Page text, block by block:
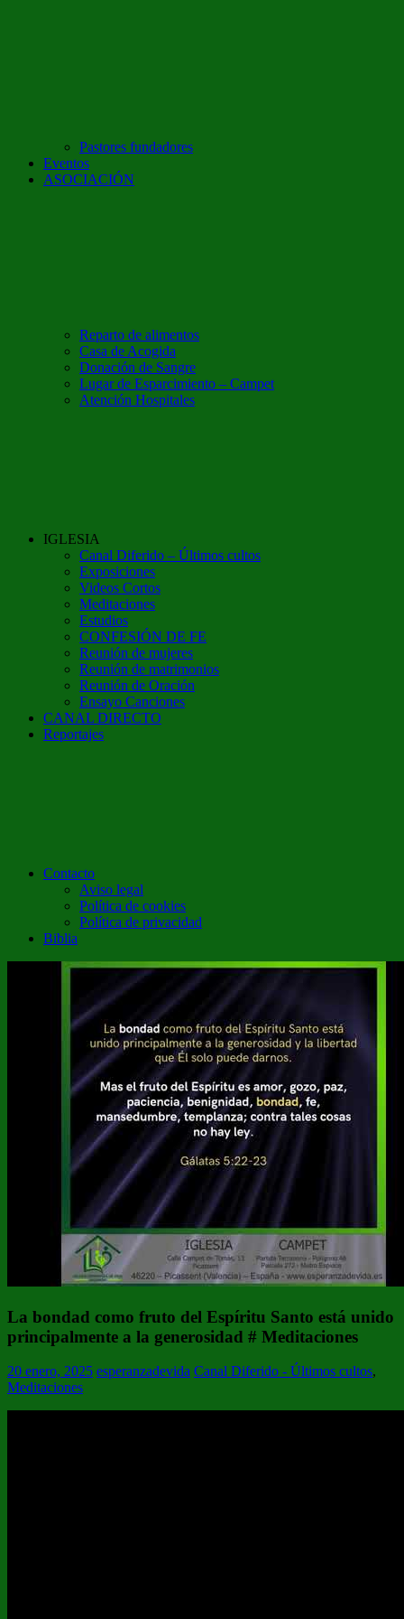
Pastores fundadores
Eventos
ASOCIACIÓN
Reparto de alimentos
Casa de Acogida
Donación de Sangre
Lugar de Esparcimiento – Campet
Atención Hospitales
IGLESIA
Canal Diferido – Últimos cultos
Exposiciones
Videos Cortos
Meditaciones
Estudios
CONFESIÓN DE FE
Reunión de mujeres
Reunión de matrimonios
Reunión de Oración
Ensayo Canciones
CANAL DIRECTO
Reportajes
Contacto
Aviso legal
Política de cookies
Política de privacidad
Biblia
La bondad como fruto del Espíritu Santo está unido
principalmente a la generosidad # Meditaciones
20 enero, 2025 esperanzadevida Canal Diferido - Últimos cultos,
Meditaciones